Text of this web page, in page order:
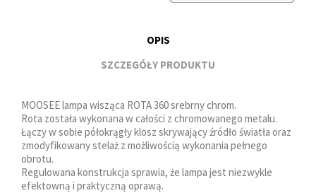
OPIS
SZCZEGÓŁY PRODUKTU
MOOSEE lampa wisząca ROTA 360 srebrny chrom.
Rota została wykonana w całości z chromowanego metalu.
Łączy w sobie półokrągły klosz skrywający źródło światła oraz
zmodyfikowany stelaż z możliwością wykonania pełnego
obrotu.
Regulowana konstrukcja sprawia, że lampa jest niezwykle
efektowną i praktyczną oprawą.